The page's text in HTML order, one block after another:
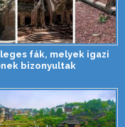
fák, melyek igazi
bizonyultak